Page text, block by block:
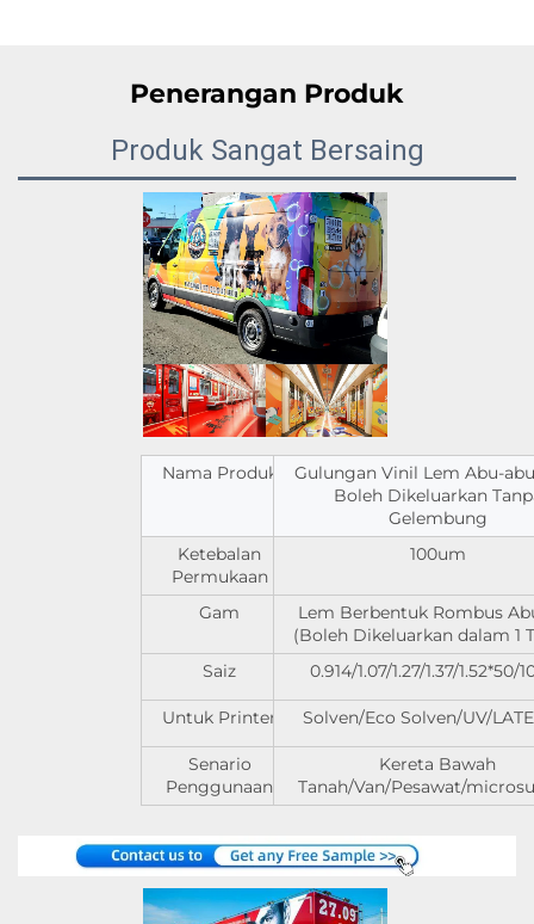
Penerangan Produk
Produk Sangat Bersaing
Nama Produk
Gulungan Vinil Lem Abu-
Boleh Dikeluarkan
Gelembung
Ketebalan
Permukaan
100um
Gam
Lem Berbentuk Rombus
(Boleh Dikeluarkan dalam 1
Saiz
0.914/1.07/1.27/1.37/1.52*50/
Untuk Printer Solven/Eco Solven/UV/
Senario
Penggunaan
Kereta Bawah
Tanah/Van/Pesawat/